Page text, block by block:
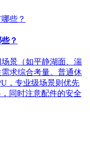
？
景（如平静湖面、湍
求综合考量。普通休
，专业级场景则优先
同时注意配件的安全